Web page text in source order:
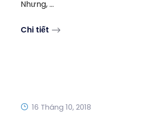
Nhưng, ...
Chi tiết
16 Tháng 10, 2018